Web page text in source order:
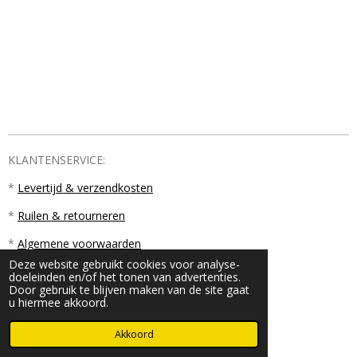
Deze website gebruikt cookies voor analyse-
doeleinden en/of het tonen van advertenties.
Door gebruik te blijven maken van de site gaat
u hiermee akkoord.
Akkoord
KLANTENSERVICE:
* Levertijd & verzendkosten
* Ruilen & retourneren
* Algemene voorwaarden